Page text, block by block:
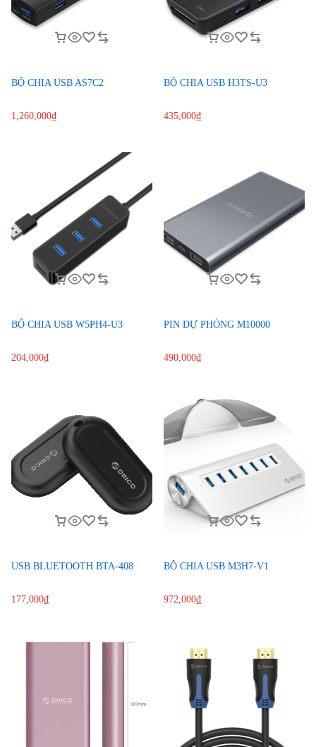
BỘ CHIA USB AS7C2
1,260,000₫
BỘ CHIA USB H3TS-U3
435,000₫
BỘ CHIA USB W5PH4-U3
204,000₫
PIN DỰ PHÒNG M10000
490,000₫
USB BLUETOOTH BTA-408
177,000₫
BỘ CHIA USB M3H7-V1
972,000₫